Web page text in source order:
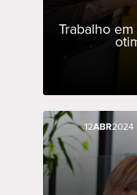
Trabalho
12ABR2024
12ABR2024